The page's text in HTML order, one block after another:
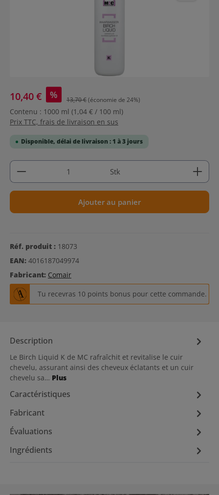
10,40 € % 13,70 €(économie de 24%)
Contenu : 1000 ml (1,04 € / 100 ml)
Prix TTC, frais de livraison en sus
Disponible, délai de livraison : 1 à 3 jours
Quantité de produit : Entrez la quantité
Stk
Ajouter au panier
Réf. produit : 18073
EAN: 4016187049974
Fabricant: Comair
Tu recevras 10 points bonus pour cette commande.
Description
Le Birch Liquid K de MC rafraîchit et revitalise le cuir
chevelu, assurant ainsi des cheveux éclatants et un cuir
chevelu sa… Plus
Caractéristiques
Fabricant
Évaluations
Ingrédients